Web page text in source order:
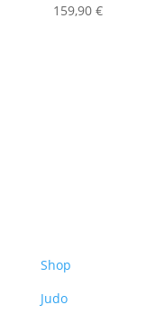
159,90 €
Shop
Judo